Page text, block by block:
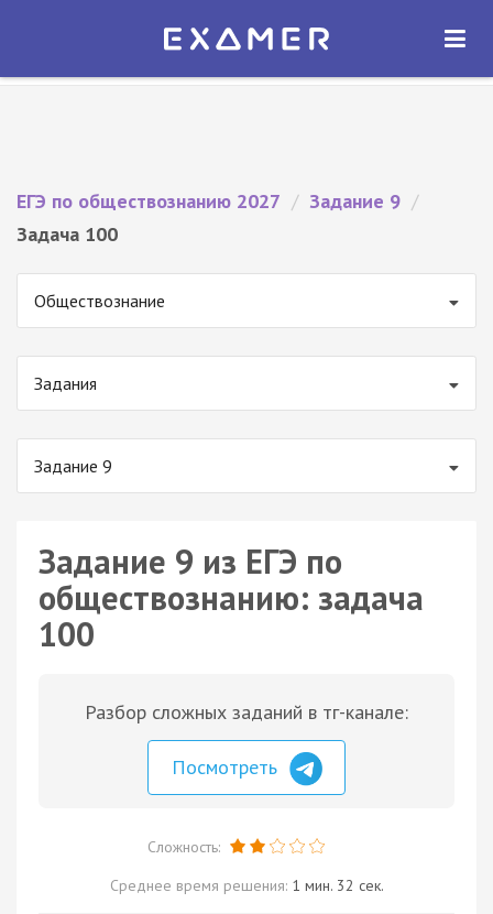
Экзамер — ЕГЭ 2027
ОТКРЫТЬ
ЕГЭ по обществознанию 2027 / Задание 9 /
Задача 100
Обществознание
Задания
Задание 9
Задание 9 из ЕГЭ по
обществознанию: задача
100
Разбор сложных заданий в тг-канале:
Посмотреть
Сложность:
Среднее время решения: 1 мин. 32 сек.